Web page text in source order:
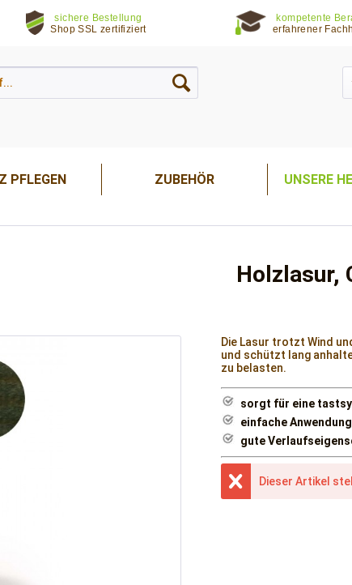
sichere Bestellung
Shop SSL zertifiziert
kompetente
erfahrener
PFLEGEN ZUBEHÖR UNSERE
Holzlasur,
Die Lasur trotzt Wind
und schützt lang
zu belasten.
sorgt für eine
einfache Anwendung
gute
Dieser Artikel